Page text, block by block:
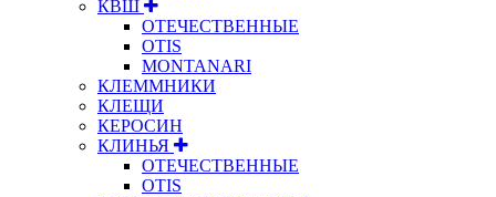
КВШ
ОТЕЧЕСТВЕННЫЕ
OTIS
MONTANARI
КЛЕММНИКИ
КЛЕЩИ
КЕРОСИН
КЛИНЬЯ
ОТЕЧЕСТВЕННЫЕ
OTIS